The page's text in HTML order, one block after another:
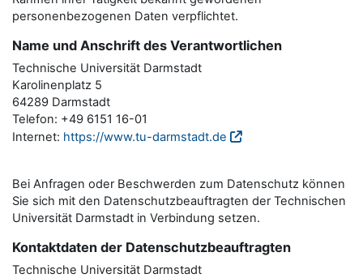
personenbezogenen Daten verpflichtet.
Name und Anschrift des Verantwortlichen
Technische Universität Darmstadt
Karolinenplatz 5
64289 Darmstadt
Telefon: +49 6151 16-01
Internet: https://www.tu-darmstadt.de
Bei Anfragen oder Beschwerden zum Datenschutz können
Sie sich mit den Datenschutzbeauftragten der Technischen
Universität Darmstadt in Verbindung setzen.
Kontaktdaten der Datenschutzbeauftragten
Technische Universität Darmstadt